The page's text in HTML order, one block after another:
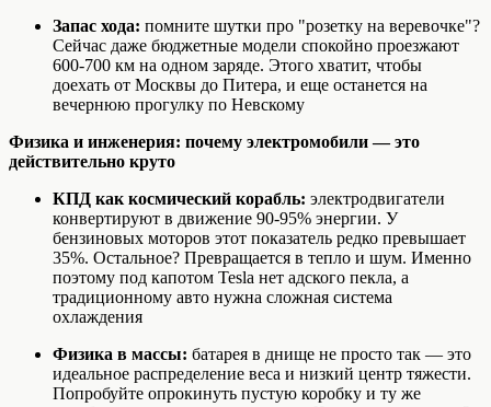
Запас хода: помните шутки про "розетку на веревочке"?
Сейчас даже бюджетные модели спокойно проезжают
600-700 км на одном заряде. Этого хватит, чтобы
доехать от Москвы до Питера, и еще останется на
вечернюю прогулку по Невскому
Физика и инженерия: почему электромобили — это
действительно круто
КПД как космический корабль: электродвигатели
конвертируют в движение 90-95% энергии. У
бензиновых моторов этот показатель редко превышает
35%. Остальное? Превращается в тепло и шум. Именно
поэтому под капотом Tesla нет адского пекла, а
традиционному авто нужна сложная система
охлаждения
Физика в массы: батарея в днище не просто так — это
идеальное распределение веса и низкий центр тяжести.
Попробуйте опрокинуть пустую коробку и ту же